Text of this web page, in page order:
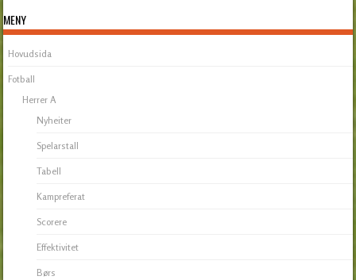
MENY
Hovudsida
Fotball
Herrer A
Nyheiter
Spelarstall
Tabell
Kampreferat
Scorere
Effektivitet
Børs